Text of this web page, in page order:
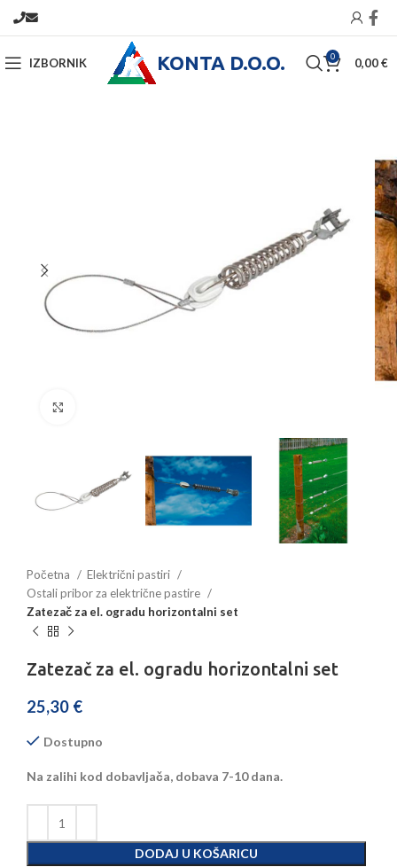
IZBORNIK KONTA D.O.O. 0 0,00€
Početna
Električni pastiri
Ostali pribor za električne pastire
Zatezač za el. ogradu horizontalni set
Zatezač za el. ogradu horizontalni set
25,30 €
Dostupno
Na zalihi kod dobavljača, dobava 7-10 dana.
DODAJ U KOŠARICU